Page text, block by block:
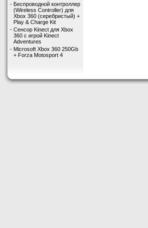
- Беспроводной контроллер
(Wireless Controller) для
Xbox 360 (серебристый) +
Play & Charge Kit
- Сенсор Kinect для Xbox
360 с игрой Kinect
Adventures
- Microsoft Xbox 360 250Gb
+ Forza Motosport 4